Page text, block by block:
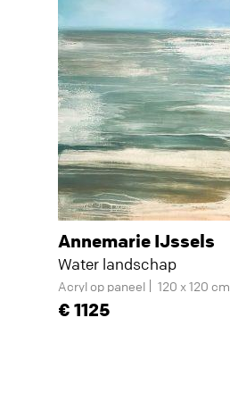
Annemarie IJssels
Water landschap
Acryl op paneel 120 x 120 cm
1125